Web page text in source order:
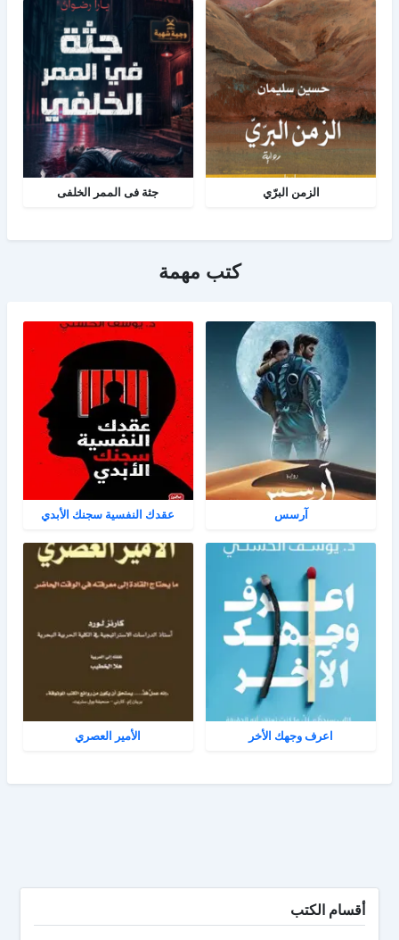
الزمن البرّي جثة فى الممر الخلفى
كتب مهمة
آرسس عقدك النفسية سجنك الأبدي
اعرف وجهك الأخر الأمير العصري
أقسام الكتب